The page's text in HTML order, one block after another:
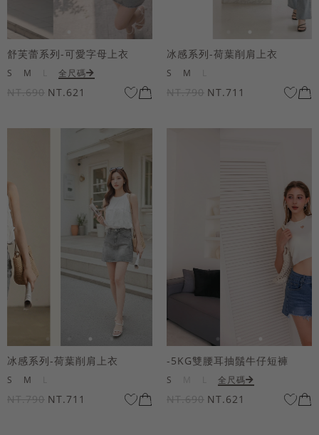
舒芙蕾系列-可愛字母上衣
S M 全尺碼
NT.690 NT.621
冰感系列-荷葉削肩上衣
S M
NT.790 NT.711
冰感系列-荷葉削肩上衣
S M
NT.790 NT.711
-5KG雙腰耳抽鬚牛仔短褲
S 全尺碼
NT.690 NT.621